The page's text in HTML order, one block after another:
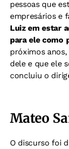
pessoas que
empresários e
Luiz em estar
para ele como
próximos
dele e que ele
concluiu o
Mateo
O discurso foi